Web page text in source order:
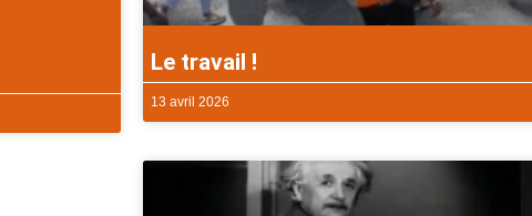
Le travail !
13 avril 2026